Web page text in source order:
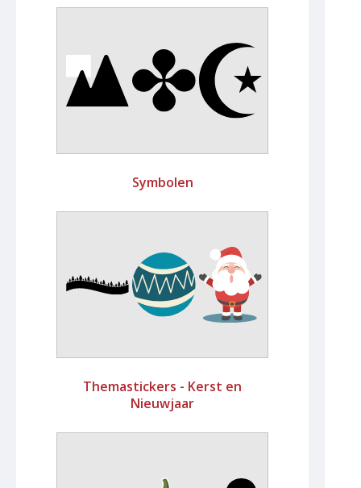
Symbolen
Themastickers - Kerst en
Nieuwjaar